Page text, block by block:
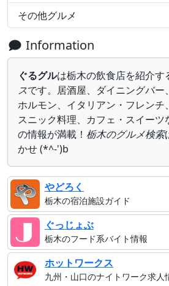
その他グルメ
Information
ぐるグルは栃木の飲食店を紹介す
スです。居酒屋、ダイニングバー
ホルモン、イタリアン・フレンチ
スニック料理、カフェ・スイー
の情報が満載！ 栃木のグルメ検索
かせ (*^-')b
やどろく
栃木の宿泊施設ガイド
ぐっじょぶ
栃木のフード系バイト情報
ホットワークス
九州・山口のナイトワーク求人